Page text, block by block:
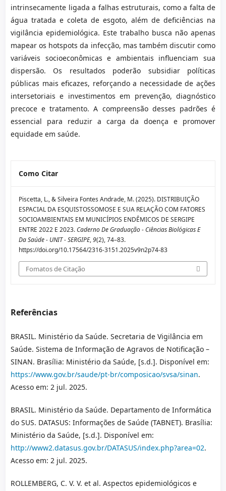
intrinsecamente ligada a falhas estruturais, como a falta de
água tratada e coleta de esgoto, além de deficiências na
vigilância epidemiológica. Este trabalho busca não apenas
mapear os hotspots da infecção, mas também discutir como
variáveis socioeconômicas e ambientais influenciam sua
dispersão. Os resultados poderão subsidiar políticas
públicas mais eficazes, reforçando a necessidade de ações
intersetoriais e investimentos em prevenção, diagnóstico
precoce e tratamento. A compreensão desses padrões é
essencial para reduzir a carga da doença e promover
equidade em saúde.
Como Citar
Piscetta, L., & Silveira Fontes Andrade, M. (2025). DISTRIBUIÇÃO
ESPACIAL DA ESQUISTOSSOMOSE E SUA RELAÇÃO COM FATORES
SOCIOAMBIENTAIS EM MUNICÍPIOS ENDÊMICOS DE SERGIPE
ENTRE 2022 E 2023.Caderno De Graduação - Ciências Biológicas E
Da Saúde - UNIT - SERGIPE,9(2), 74–83.
https://doi.org/10.17564/2316-3151.2025v9n2p74-83
Fomatos de Citação
Referências
BRASIL. Ministério da Saúde. Secretaria de Vigilância em
Saúde. Sistema de Informação de Agravos de Notificação –
SINAN. Brasília: Ministério da Saúde, [s.d.]. Disponível em:
https://www.gov.br/saude/pt-br/composicao/svsa/sinan.
Acesso em: 2 jul. 2025.
BRASIL. Ministério da Saúde. Departamento de Informática
do SUS. DATASUS: Informações de Saúde (TABNET). Brasília:
Ministério da Saúde, [s.d.]. Disponível em:
http://www2.datasus.gov.br/DATASUS/index.php?area=02.
Acesso em: 2 jul. 2025.
ROLLEMBERG, C. V. V. et al. Aspectos epidemiológicos e